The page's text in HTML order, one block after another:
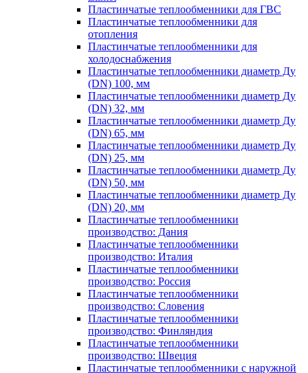
Пластинчатые теплообменники для ГВС
Пластинчатые теплообменники для
отопления
Пластинчатые теплообменники для
холодоснабжения
Пластинчатые теплообменники диаметр Ду
(DN) 100, мм
Пластинчатые теплообменники диаметр Ду
(DN) 32, мм
Пластинчатые теплообменники диаметр Ду
(DN) 65, мм
Пластинчатые теплообменники диаметр Ду
(DN) 25, мм
Пластинчатые теплообменники диаметр Ду
(DN) 50, мм
Пластинчатые теплообменники диаметр Ду
(DN) 20, мм
Пластинчатые теплообменники
производство: Дания
Пластинчатые теплообменники
производство: Италия
Пластинчатые теплообменники
производство: Россия
Пластинчатые теплообменники
производство: Словения
Пластинчатые теплообменники
производство: Финляндия
Пластинчатые теплообменники
производство: Швеция
Пластинчатые теплообменники с наружной